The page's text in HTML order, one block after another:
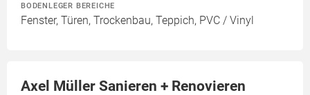
BODENLEGER BEREICHE
Fenster, Türen, Trockenbau, Teppich, PVC / Vinyl
Axel Müller Sanieren + Renovieren